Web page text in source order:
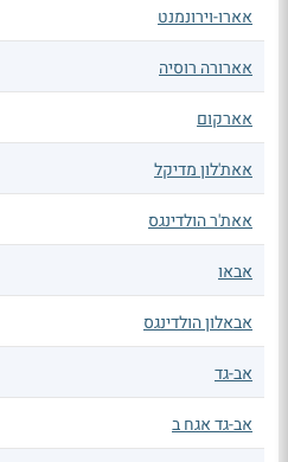
אארו-וירונמנט
אארורה רוסיה
אארקום
אאת'לון מדיקל
אאת'ר הולדינגס
אבאו
אבאלון הולדינגס
אב-גד
אב-גד אגח ב